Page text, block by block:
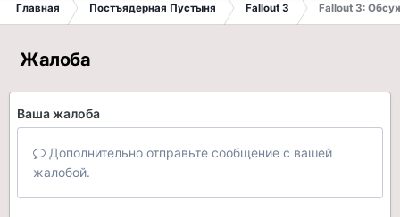
Главная Постъядерная Пустыня Fallout 3 Fallout 3:
Жалоба
Ваша жалоба
Дополнительно отправьте сообщение с вашей
жалобой.